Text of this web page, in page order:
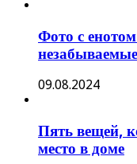
Фото с
09.08.2024
Пять вещей,
место в доме